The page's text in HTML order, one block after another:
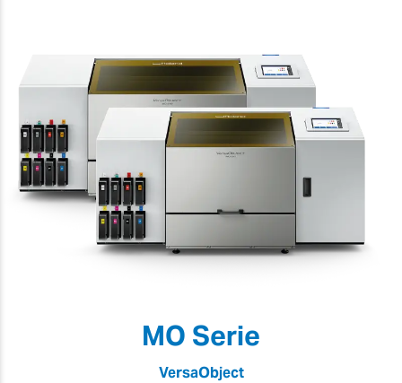
MO Serie
VersaObject